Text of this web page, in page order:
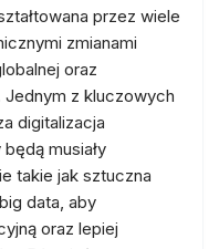
przez wiele
zmianami
oraz
z kluczowych
digitalizacja
musiały
takie jak sztuczna
data, aby
oraz lepiej